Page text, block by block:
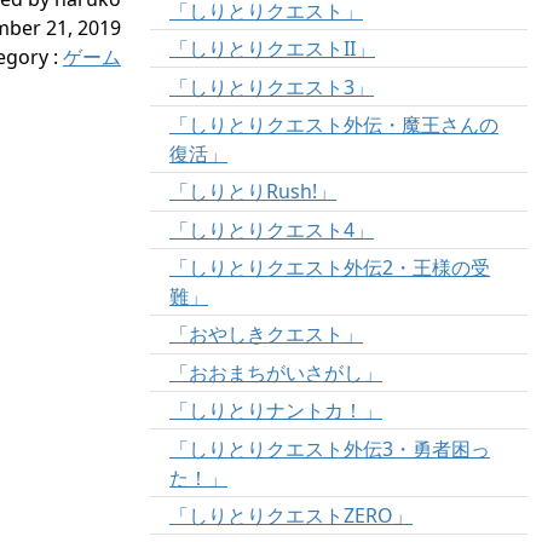
21, 2019
: ゲーム
「しりとりクエスト」
「しりとりクエストII」
「しりとりクエスト3」
「しりとりクエスト外伝・魔王さんの
復活」
「しりとりRush!」
「しりとりクエスト4」
「しりとりクエスト外伝2・王様の受
難」
「おやしきクエスト」
「おおまちがいさがし」
「しりとりナントカ！」
「しりとりクエスト外伝3・勇者困っ
た！」
「しりとりクエストZERO」